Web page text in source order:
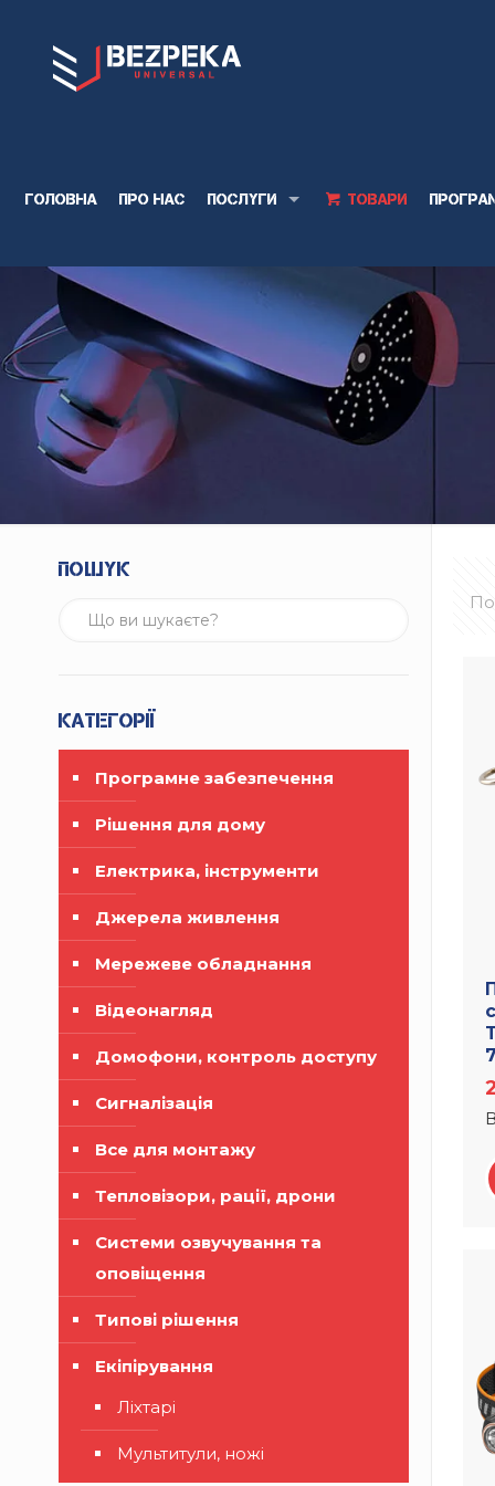
Головна Про нас Послуги Товари
Пошук
Категорії
Програмне забезпечення
Рішення для дому
Електрика, інструменти
Джерела живлення
Мережеве обладнання
Відеонагляд
Домофони, контроль доступу
Сигналізація
Все для монтажу
Тепловізори, рації, дрони
Системи озвучування та
оповіщення
Типові рішення
Екіпірування
Ліхтарі
Мультитули, ножі